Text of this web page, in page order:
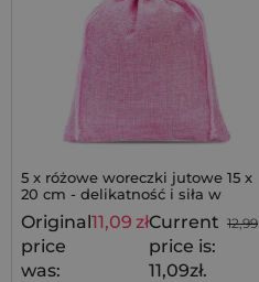
5 x różowe woreczki jutowe 15 x
20 cm - delikatność i siła w
jednym
12,99
Original
price
was:
11,09 złCurrent
price is:
11,09zł.